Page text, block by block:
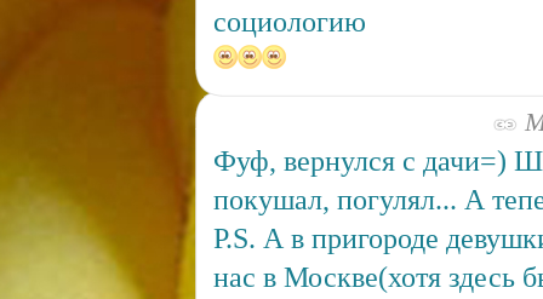
социологию
Фуф, вернулся с дачи=)
покушал, погулял... А
P.S. А в пригороде
нас в Москве(хотя здесь